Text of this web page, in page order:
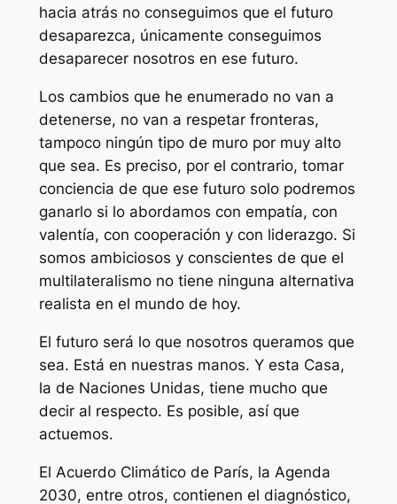
hacia atrás no conseguimos que el futuro
desaparezca, únicamente conseguimos
desaparecer nosotros en ese futuro.
Los cambios que he enumerado no van a
detenerse, no van a respetar fronteras,
tampoco ningún tipo de muro por muy alto
que sea. Es preciso, por el contrario, tomar
conciencia de que ese futuro solo podremos
ganarlo si lo abordamos con empatía, con
valentía, con cooperación y con liderazgo. Si
somos ambiciosos y conscientes de que el
multilateralismo no tiene ninguna alternativa
realista en el mundo de hoy.
El futuro será lo que nosotros queramos que
sea. Está en nuestras manos. Y esta Casa,
la de Naciones Unidas, tiene mucho que
decir al respecto. Es posible, así que
actuemos.
El Acuerdo Climático de París, la Agenda
2030, entre otros, contienen el diagnóstico,